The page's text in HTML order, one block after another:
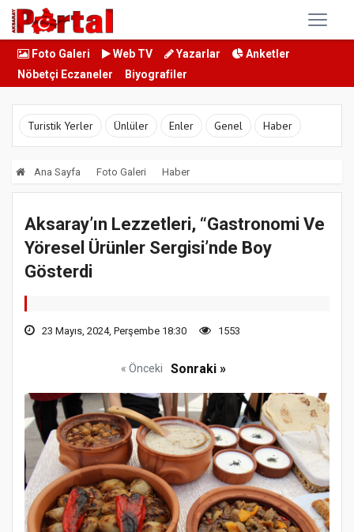
Foto Galeri Web TV Yazarlar
Anketler
Nöbetçi Eczaneler
Biyografiler
Turistik Yerler Ünlüler Enler Genel Haber
Ana Sayfa Foto Galeri Haber
Aksaray’ın Lezzetleri, “Gastronomi Ve
Yöresel Ürünler Sergisi’nde Boy
Gösterdi
23 Mayıs, 2024, Perşembe 18:30 1553
« Önceki Sonraki »